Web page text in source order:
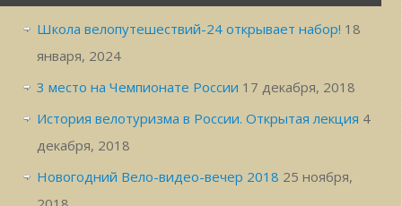
Школа велопутешествий-24 открывает набор! 18
января, 2024
3 место на Чемпионате России 17 декабря, 2018
История велотуризма в России. Открытая лекция 4
декабря, 2018
Новогодний Вело-видео-вечер 2018 25 ноября,